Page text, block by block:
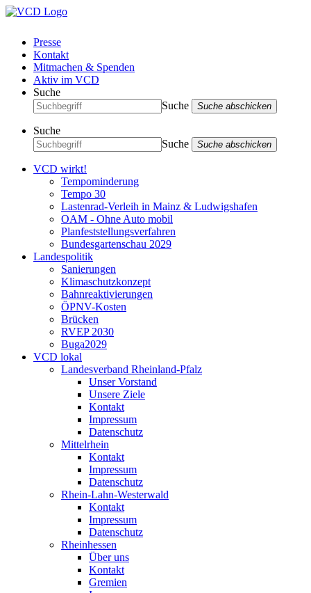
Presse
Kontakt
Mitmachen & Spenden
Aktiv im VCD
Suche
Suche
Suche abschicken
Suche
Suche
Suche abschicken
VCD wirkt!
Tempominderung
Tempo 30
Lastenrad-Verleih in Mainz & Ludwigshafen
OAM - Ohne Auto mobil
Planfeststellungsverfahren
Bundesgartenschau 2029
Landespolitik
Sanierungen
Klimaschutzkonzept
Bahnreaktivierungen
ÖPNV-Kosten
Brücken
RVEP 2030
Buga2029
VCD lokal
Landesverband Rheinland-Pfalz
Unser Vorstand
Unsere Ziele
Kontakt
Impressum
Datenschutz
Mittelrhein
Kontakt
Impressum
Datenschutz
Rhein-Lahn-Westerwald
Kontakt
Impressum
Datenschutz
Rheinhessen
Über uns
Kontakt
Gremien